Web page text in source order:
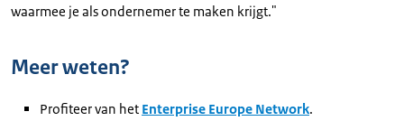
waarmee je als ondernemer te maken krijgt."
Meer weten?
Profiteer van het Enterprise Europe Network.